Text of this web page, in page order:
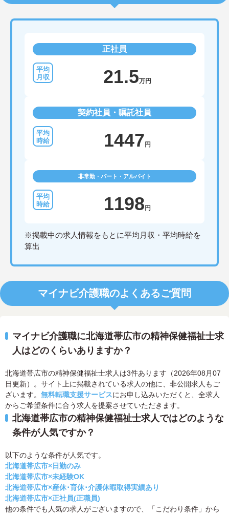
正社員
21.5万円
契約社員・嘱託社員
1447 円
非常勤・パート・アルバイト
1198 円
※掲載中の求人情報をもとに平均月収・平均時給を
算出
マイナビ介護職のよくあるご質問
マイナビ介護職に北海道帯広市の精神保健福祉士求
人はどのくらいありますか？
北海道帯広市の精神保健福祉士求人は3件あります（2026年08月07
日更新）。サイト上に掲載されている求人の他に、非公開求人もご
ざいます。 無料転職支援サービスにお申し込みいただくと、全求人
からご希望条件に合う求人を提案させていただきます。
北海道帯広市の精神保健福祉士求人ではどのような
条件が人気ですか？
以下のような条件が人気です。
北海道帯広市×日勤のみ
北海道帯広市×未経験OK
北海道帯広市×産休･育休･介護休暇取得実績あり
北海道帯広市×正社員(正職員)
他の条件でも人気の求人がございますので、「こだわり条件」から